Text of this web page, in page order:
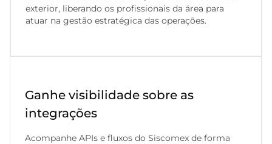
exterior, liberando os profissionais da área para
atuar na gestão estratégica das operações.
Ganhe visibilidade sobre as
integrações
Acompanhe APIs e fluxos do Siscomex de forma